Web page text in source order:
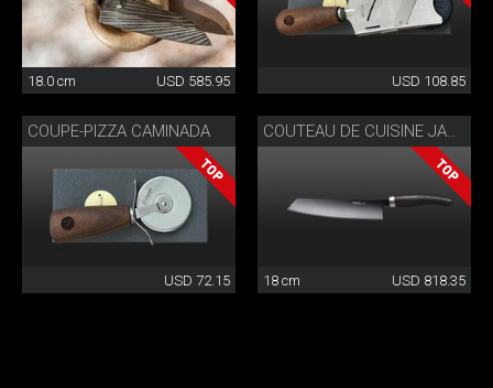
18.0 cm USD 585.95 USD 108.85
COUPE-PIZZA CAMINADA
USD 72.15
COUTEAU DE CUISINE JANUS
18 cm USD 818.35